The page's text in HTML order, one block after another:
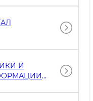
И